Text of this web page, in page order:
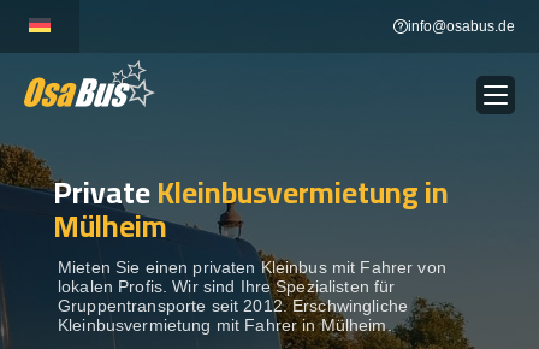
content
info@osabus.de
BUSVERMIETUNG Show dropdown
REISEZIELE
FLOTTE
PrivateKleinbusvermietung in
Mülheim
Mieten Sie einen privaten Kleinbus mit Fahrer von
lokalen Profis. Wir sind Ihre Spezialisten für
Gruppentransporte seit 2012. Erschwingliche
Kleinbusvermietung mit Fahrer in Mülheim.